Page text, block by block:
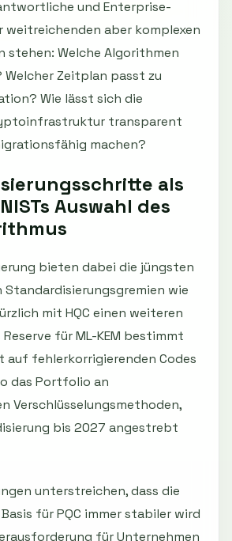
und Enterprise-
aber komplexen
stehen: Welche Algorithmen
Zeitplan passt zu
Wie lässt sich die
transparent
machen?
als
Auswahl des
bieten dabei die jüngsten
wie
mit HQC einen weiteren
für ML-KEM bestimmt
auf fehlerkorrigierenden Codes
das Portfolio an
Verschlüsselungsmethoden,
bis 2027 angestrebt
unterstreichen, dass die
für PQC immer stabiler wird
für Unternehmen